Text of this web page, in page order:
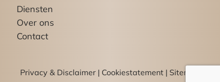
Diensten
Over ons
Contact
Privacy & Disclaimer| Cookiestatement| Sitemap